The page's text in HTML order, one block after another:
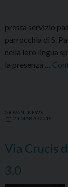
presta servizio
parrocchia di S.
nella loro lingua
la presenza …
GIOVANI NEWS
24 MARZO 2018
Via Crucis
3.0